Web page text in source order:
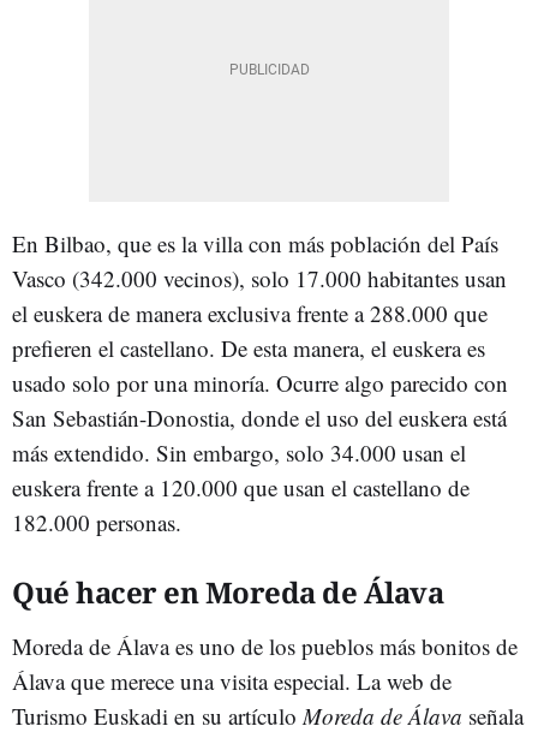
En Bilbao, que es la villa con más población del País
Vasco (342.000 vecinos), solo 17.000 habitantes usan
el euskera de manera exclusiva frente a 288.000 que
prefieren el castellano. De esta manera, el euskera es
usado solo por una minoría. Ocurre algo parecido con
San Sebastián-Donostia, donde el uso del euskera está
más extendido. Sin embargo, solo 34.000 usan el
euskera frente a 120.000 que usan el castellano de
182.000 personas.
Qué hacer en Moreda de Álava
Moreda de Álava es uno de los pueblos más bonitos de
Álava que merece una visita especial. La web de
Turismo Euskadi en su artículoMoreda de Álava señala